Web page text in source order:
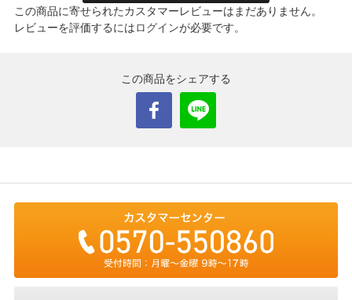
この商品に寄せられたカスタマーレビューはまだありません。
レビューを評価するにはログインが必要です。
この商品をシェアする